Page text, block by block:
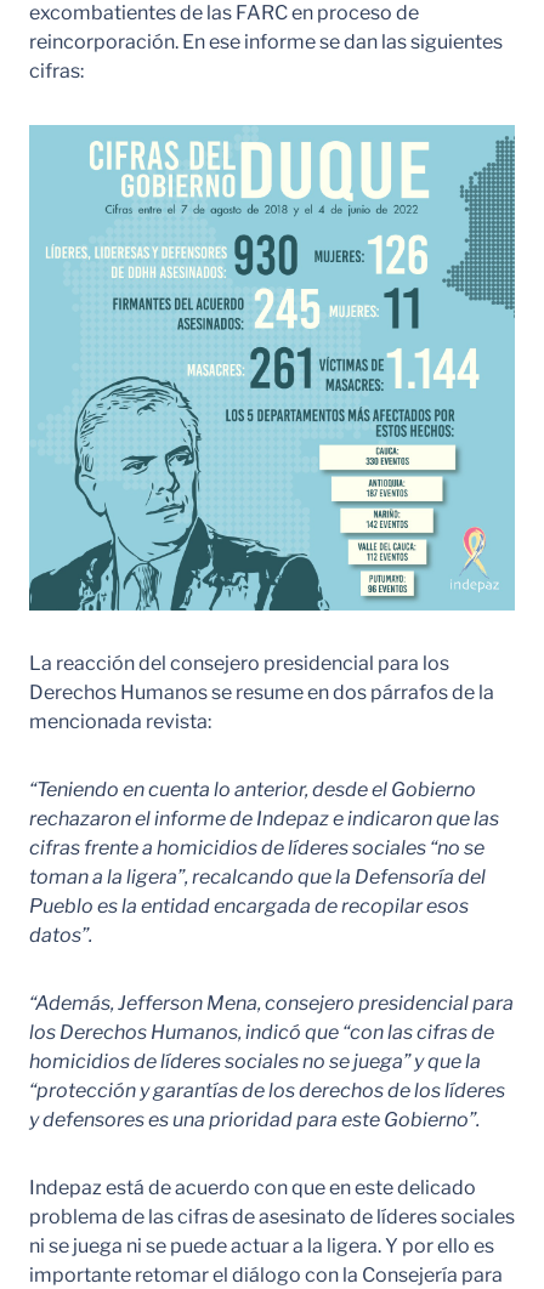
excombatientes de las FARC en proceso de
reincorporación. En ese informe se dan las siguientes
cifras:
La reacción del consejero presidencial para los
Derechos Humanos se resume en dos párrafos de la
mencionada revista:
“Teniendo en cuenta lo anterior, desde el Gobierno
rechazaron el informe de Indepaz e indicaron que las
cifras frente a homicidios de líderes sociales “no se
toman a la ligera”, recalcando que la Defensoría del
Pueblo es la entidad encargada de recopilar esos
datos”.
“Además, Jefferson Mena, consejero presidencial para
los Derechos Humanos, indicó que “con las cifras de
homicidios de líderes sociales no se juega” y que la
“protección y garantías de los derechos de los líderes
y defensores es una prioridad para este Gobierno”.
Indepaz está de acuerdo con que en este delicado
problema de las cifras de asesinato de líderes sociales
ni se juega ni se puede actuar a la ligera. Y por ello es
importante retomar el diálogo con la Consejería para